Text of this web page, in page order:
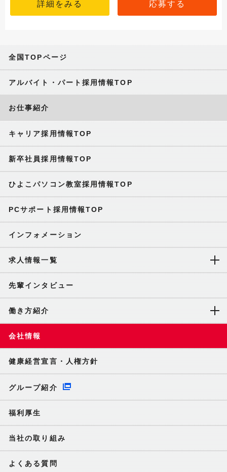
詳細をみる 応募する
全国TOPページ
アルバイト・パート採用情報TOP
お仕事紹介
キャリア採用情報TOP
新卒社員採用情報TOP
ひよこパソコン教室採用情報TOP
PCサポート採用情報TOP
インフォメーション
求人情報一覧
先輩インタビュー
働き方紹介
会社情報
健康経営宣言・人権方針
グループ紹介
福利厚生
当社の取り組み
よくある質問